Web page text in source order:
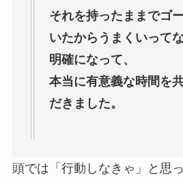
それを持ったままでゴ
いたからうまくいって
明確になって、
本当に有意義な時間を
だきました。
頭では「行動しなきゃ」と思っ